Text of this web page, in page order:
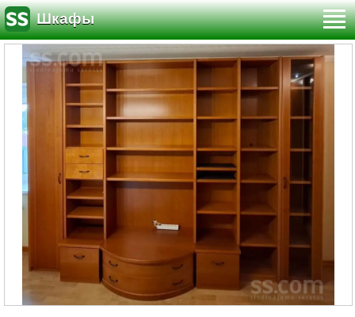
Шкафы